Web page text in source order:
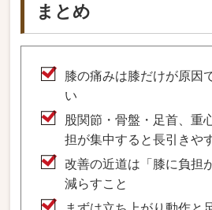
まとめ
膝の痛みは膝だけが原因
い
股関節・骨盤・足首、重
担が集中すると長引きや
改善の近道は「膝に負担
減らすこと